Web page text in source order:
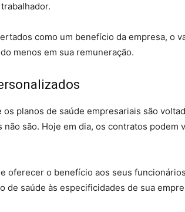
como um benefício da empresa, o
menos em sua remuneração.
os planos de saúde empresariais são
não são. Hoje em dia, os contratos podem
oferecer o benefício aos seus
de saúde às especificidades de sua